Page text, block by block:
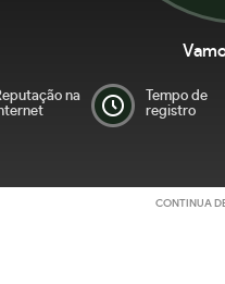
na
Tempo de
registro
CONTINUA